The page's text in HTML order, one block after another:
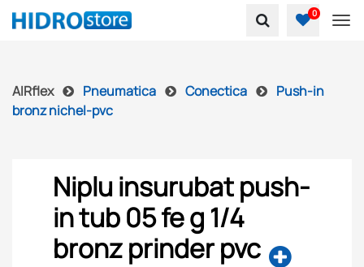
0
AIRflex Pneumatica Conectica
Push-in
bronz nichel-pvc
Niplu insurubat push-
in tub 05 fe g 1/4
bronz prinder pvc